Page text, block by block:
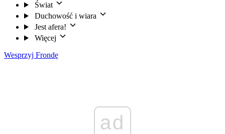
Świat
Duchowość i wiara
Jest afera!
Więcej
Wesprzyj Frondę
ad